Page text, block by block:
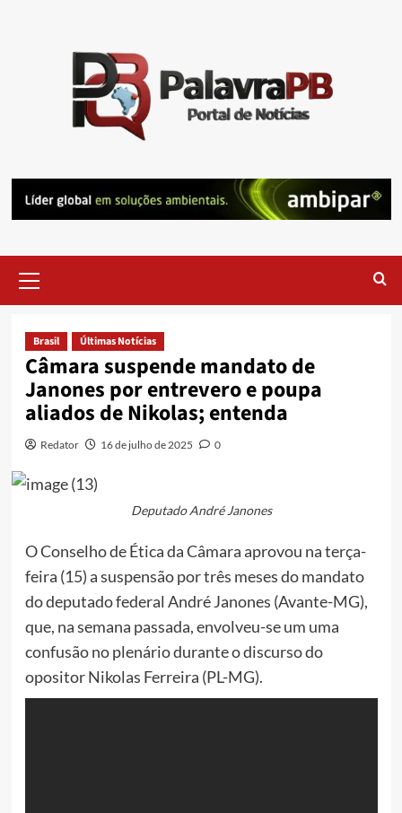
Menu
Brasil Últimas Notícias
Câmara suspende mandato de
Janones por entrevero e poupa
aliados de Nikolas; entenda
Redator 16 de julho de 2025 0
Deputado André Janones
O Conselho de Ética da Câmara aprovou na terça-
feira (15) a suspensão por três meses do mandato
do deputado federal André Janones (Avante-MG),
que, na semana passada, envolveu-se um uma
confusão no plenário durante o discurso do
opositor Nikolas Ferreira (PL-MG).